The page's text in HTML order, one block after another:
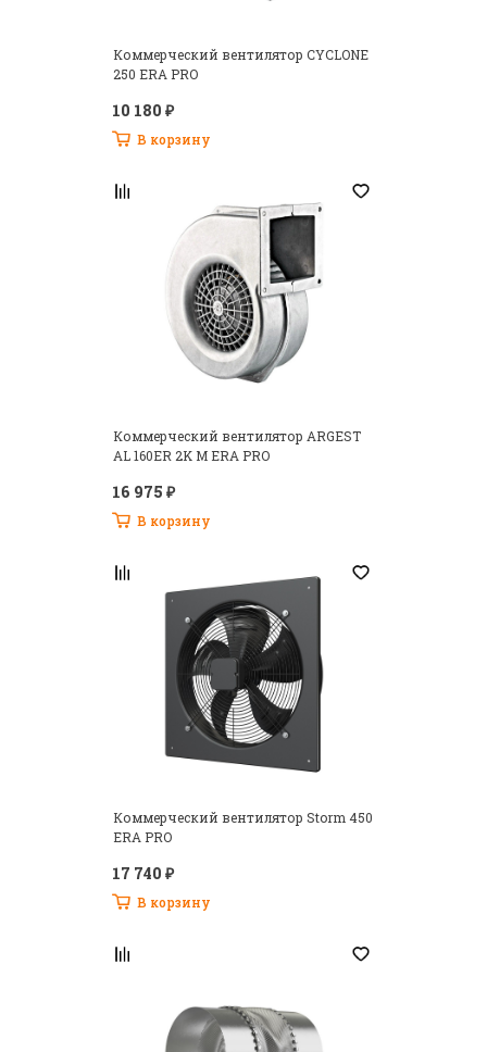
Коммерческий вентилятор CYCLONE
250 ERA PRO
10 180 ₽
В корзину
Коммерческий вентилятор ARGEST
AL 160ER 2K M ERA PRO
16 975 ₽
В корзину
Коммерческий вентилятор Storm 450
ERA PRO
17 740 ₽
В корзину